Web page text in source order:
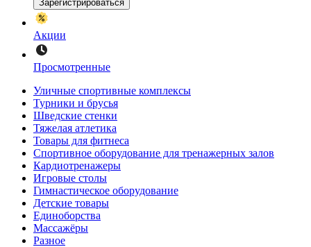
Зарегистрироваться
Акции
Просмотренные
Уличные спортивные комплексы
Турники и брусья
Шведские стенки
Тяжелая атлетика
Товары для фитнеса
Спортивное оборудование для тренажерных залов
Кардиотренажеры
Игровые столы
Гимнастическое оборудование
Детские товары
Единоборства
Массажёры
Разное